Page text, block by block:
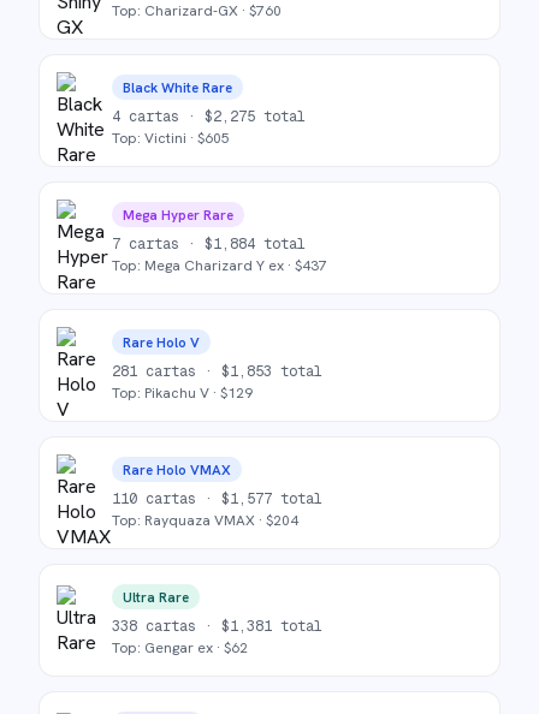
Top: Charizard-GX · $760
Black White Rare
4 cartas · $2,275 total
Top: Victini · $605
Mega Hyper Rare
7 cartas · $1,884 total
Top: Mega Charizard Y ex · $437
Rare Holo V
281 cartas · $1,853 total
Top: Pikachu V · $129
Rare Holo VMAX
110 cartas · $1,577 total
Top: Rayquaza VMAX · $204
Ultra Rare
338 cartas · $1,381 total
Top: Gengar ex · $62